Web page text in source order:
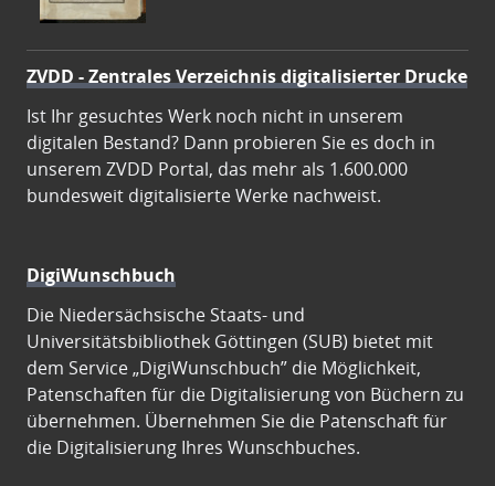
ZVDD - Zentrales Verzeichnis digitalisierter Drucke
Ist Ihr gesuchtes Werk noch nicht in unserem
digitalen Bestand? Dann probieren Sie es doch in
unserem ZVDD Portal, das mehr als 1.600.000
bundesweit digitalisierte Werke nachweist.
DigiWunschbuch
Die Niedersächsische Staats- und
Universitätsbibliothek Göttingen (SUB) bietet mit
dem Service „DigiWunschbuch” die Möglichkeit,
Patenschaften für die Digitalisierung von Büchern zu
übernehmen. Übernehmen Sie die Patenschaft für
die Digitalisierung Ihres Wunschbuches.